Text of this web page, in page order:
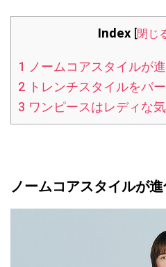
Index [閉じ
1 ノームコアスタイルが
2トレンチスタイルをバ
3 ワンピースはレディな
ノームコアスタイルが